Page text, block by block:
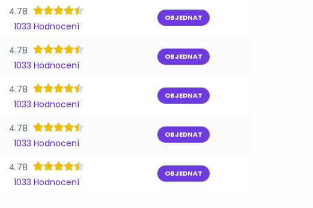
4.78
1033 Hodnocení
OBJEDNAT
4.78
1033 Hodnocení
OBJEDNAT
4.78
1033 Hodnocení
OBJEDNAT
4.78
1033 Hodnocení
OBJEDNAT
4.78
1033 Hodnocení
OBJEDNAT